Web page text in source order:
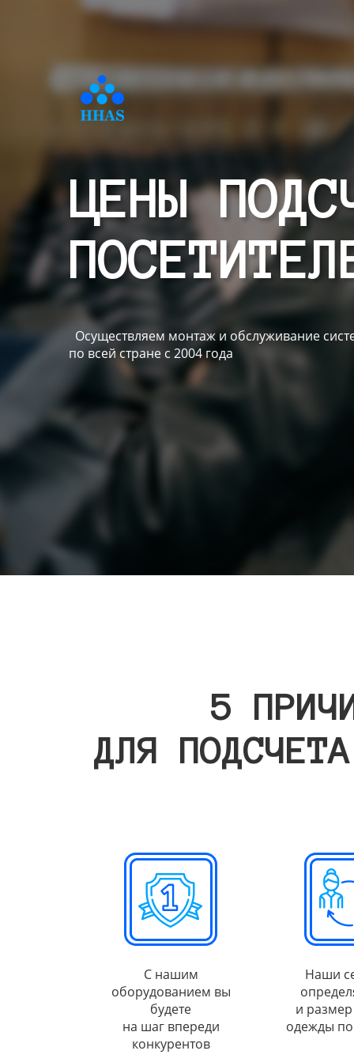
ЦЕНЫ
Осуществляем монтаж и обслуживание
по всей стране с 2004 года
5
ДЛЯ
С нашим
оборудованием вы
будете
на шаг впереди
конкурентов
Наши
и
одежды